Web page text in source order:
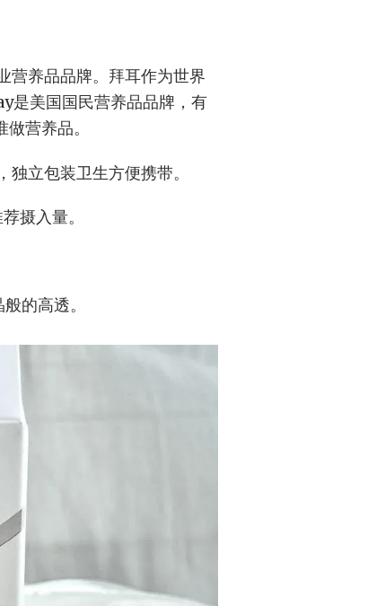
营养品品牌。拜耳作为世界
是美国国民营养品品牌，有
营养品。
立包装卫生方便携带。
摄入量。
的高透。